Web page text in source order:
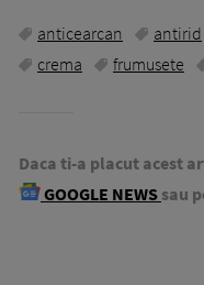
anticearcan antirid
crema
frumusete
Daca ti-a placut acest
GOOGLE NEWS sau